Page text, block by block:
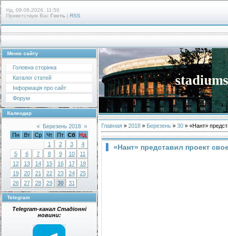
Нд, 09.08.2026, 11:50
Приветствую Вас Гость | RSS
Меню сайту
Головна сторінка
Каталог статей
Інформація про сайт
Форум
Календар
« Березень 2018 »
Пн
Вт Ср Чт Пт Сб Нд
1
2 3
4
5
6 7 8 9 10
11
12
13 14 15 16 17
18
19
20 21 22 23 24
25
26
27 28 29 30 31
Telegram
Telegram-канал Стадіонні
новини:
Главная » 2018 » Березень » 30 » «Нант»
«Нант» представил проект